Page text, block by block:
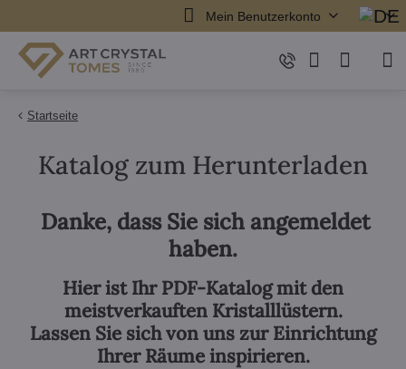
Mein Benutzerkonto
Startseite
Katalog zum Herunterladen
Danke, dass Sie sich angemeldet
haben.
Hier ist Ihr PDF-Katalog mit den
meistverkauften Kristalllüstern.
Lassen Sie sich von uns zur Einrichtung
Ihrer Räume inspirieren.